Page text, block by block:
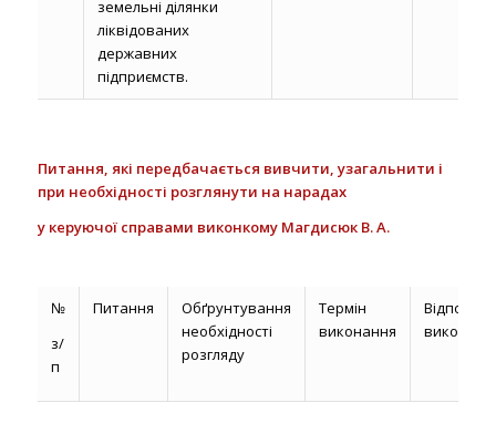
земельні ділянки
ліквідованих
державних
підприємств.
Питання, які передбачається вивчити, узагальнити і
при необхідності розглянути на нарадах
у керуючої справами виконкому Магдисюк В. А.
№
з/
п
Питання
Обґрунтування
необхідності
розгляду
Термін
виконання
виконавці